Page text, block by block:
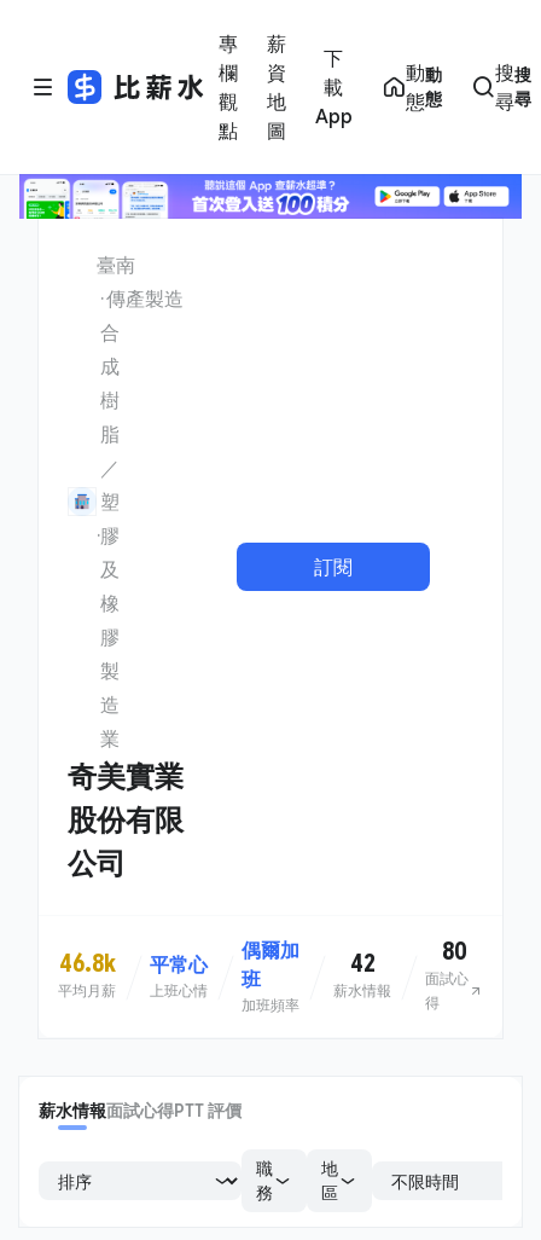
專
欄
觀
點
薪
資
地
圖
下
載
App
動
態
動
態
搜
尋
搜
尋
臺南
傳產製造
合
成
樹
脂
／
塑
膠
及
橡
膠
製
造
業
奇美實業
股份有限
公司
訂閱
46.8k
平均月薪
平常心
上班心情
偶爾加
班
加班頻率
42
薪水情報
80
面試心
得
薪水情報面試心得PTT 評價
職
務
地
區